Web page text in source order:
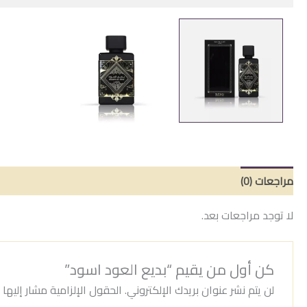
مراجعات (0)
لا توجد مراجعات بعد.
كن أول من يقيم “بديع العود اسود”
لن يتم نشر عنوان بريدك الإلكتروني. الحقول الإلزامية مشار